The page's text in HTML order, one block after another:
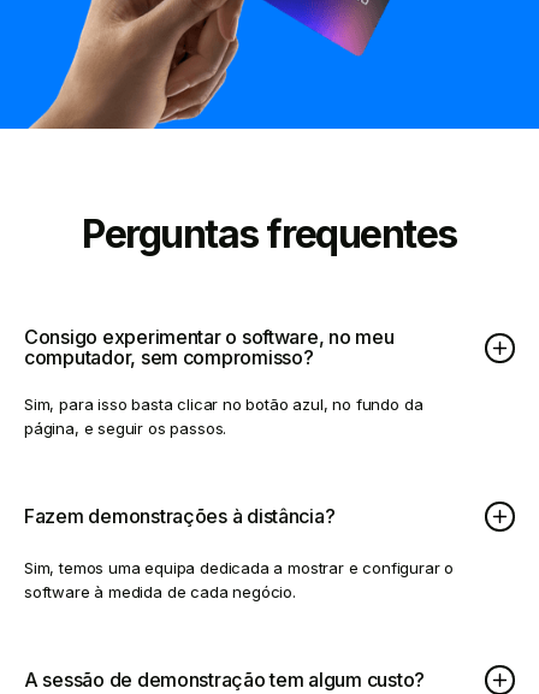
Perguntas frequentes
Consigo experimentar o software, no meu
computador, sem compromisso?
Sim, para isso basta clicar no botão azul, no fundo da
página, e seguir os passos.
Fazem demonstrações à distância?
Sim, temos uma equipa dedicada a mostrar e configurar o
software à medida de cada negócio.
A sessão de demonstração tem algum custo?